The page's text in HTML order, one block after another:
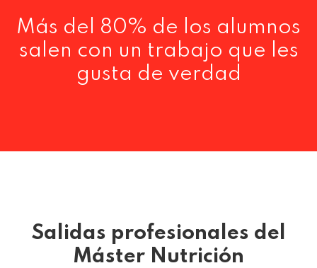
Más del 80% de los alumnos
salen con un trabajo que les
gusta de verdad
Salidas profesionales del
Máster Nutrición